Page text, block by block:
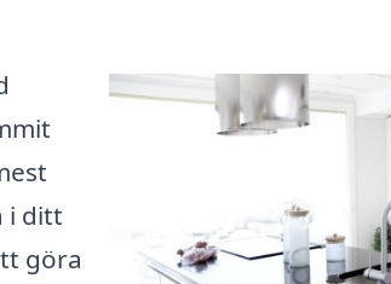
i ditt
göra